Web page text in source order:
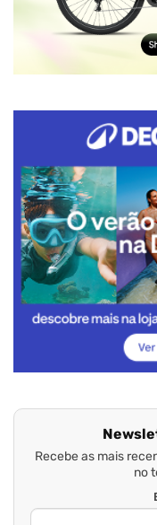
Recebe as mais
no